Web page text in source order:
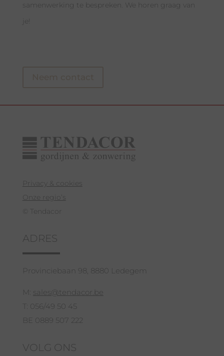
samenwerking te bespreken. We horen graag van
je!
Privacy & cookies
Onze regio’s
© Tendacor
ADRES
Provinciebaan 98, 8880 Ledegem
M:
sales@tendacor.be
T: 056/49 50 45
BE 0889 507 222
VOLG ONS